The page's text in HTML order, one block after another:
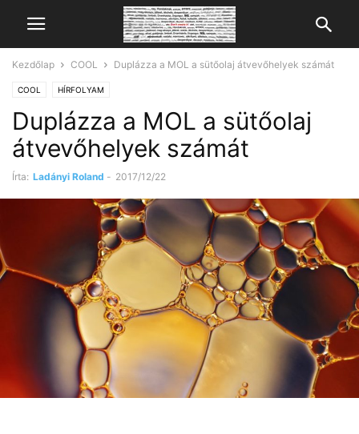
Kezdőlap COOL Duplázza a MOL a sütőolaj átvevőhelyek számát
COOL HÍRFOLYAM
Duplázza a MOL a sütőolaj
átvevőhelyek számát
Írta: Ladányi Roland - 2017/12/22